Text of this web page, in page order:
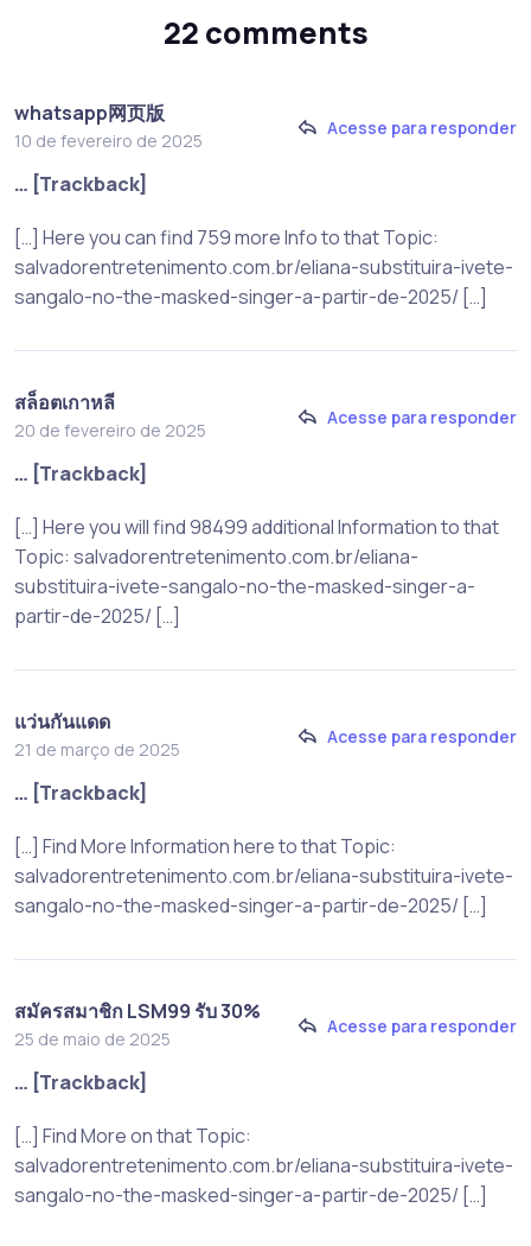
22 comments
whatsapp网页版
10 de fevereiro de 2025
Acesse para responder
… [Trackback]
[…] Here you can find 759 more Info to that Topic:
salvadorentretenimento.com.br/eliana-substituira-ivete-
sangalo-no-the-masked-singer-a-partir-de-2025/ […]
สล็อตเกาหลี
20 de fevereiro de 2025
Acesse para responder
… [Trackback]
[…] Here you will find 98499 additional Information to that
Topic: salvadorentretenimento.com.br/eliana-
substituira-ivete-sangalo-no-the-masked-singer-a-
partir-de-2025/ […]
แว่นกันแดด
21 de março de 2025
Acesse para responder
… [Trackback]
[…] Find More Information here to that Topic:
salvadorentretenimento.com.br/eliana-substituira-ivete-
sangalo-no-the-masked-singer-a-partir-de-2025/ […]
สมัครสมาชิก LSM99 รับ 30%
25 de maio de 2025
Acesse para responder
… [Trackback]
[…] Find More on that Topic:
salvadorentretenimento.com.br/eliana-substituira-ivete-
sangalo-no-the-masked-singer-a-partir-de-2025/ […]